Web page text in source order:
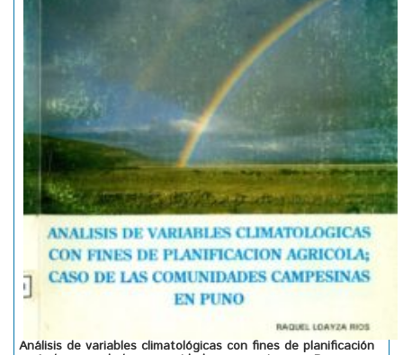
Análisis de variables climatológicas con fines de planificación